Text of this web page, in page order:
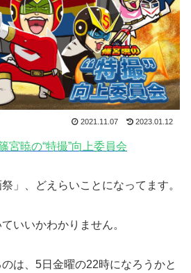
2021.11.07 2023.01.12
宮暁の“特撮”向上委員会
」、どえらいことになってます。
いいかわかりません。
は、5日金曜の22時になろうかと